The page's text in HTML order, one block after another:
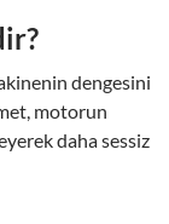
dengesini
motorun
daha sessiz